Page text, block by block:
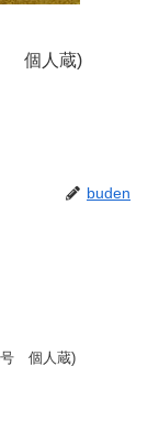
個人蔵)
buden
個人蔵)